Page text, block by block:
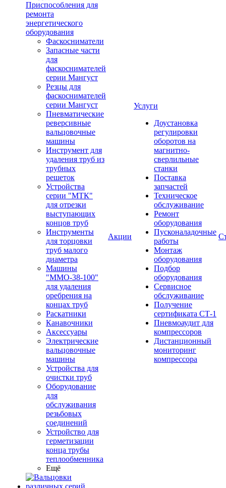
Приспособления для
ремонта
энергетического
оборудования
Фаскосниматели
Запасные части
для
фаскоснимателей
серии Мангуст
Резцы для
фаскоснимателей
серии Мангуст
Пневматические
реверсивные
вальцовочные
машины
Инструмент для
удаления труб из
трубных
решеток
Устройства
серии "МТК"
для отрезки
выступающих
концов труб
Инструменты
для торцовки
труб малого
диаметра
Машины
"ММО-38-100"
для удаления
оребрения на
концах труб
Раскатники
Канавочники
Аксессуары
Электрические
вальцовочные
машины
Устройства для
очистки труб
Оборудование
для
обслуживания
резьбовых
соединений
Устройство для
герметизации
конца трубы
теплообменника
Ещё
Акции
Услуги
Доустановка
регулировки
оборотов на
магнитно-
сверлильные
станки
Поставка
запчастей
Техническое
обслуживание
Ремонт
оборудования
Пусконаладочные
работы
Монтаж
оборудования
Подбор
оборудования
Сервисное
обслуживание
Получение
сертификата СТ-1
Пневмоаудит для
компрессоров
Дистанционный
мониторинг
компрессора